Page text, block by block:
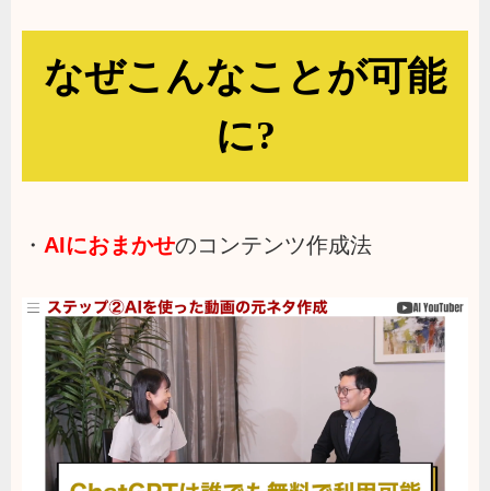
なぜこんなことが可能
に?
・ AIにおまかせのコンテンツ作成法